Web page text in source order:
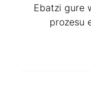
Ebatzi gure
prozesu